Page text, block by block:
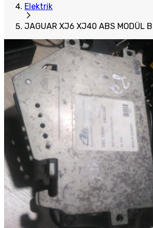
Elektrik
JAGUAR XJ6 XJ40 ABS MODÜL